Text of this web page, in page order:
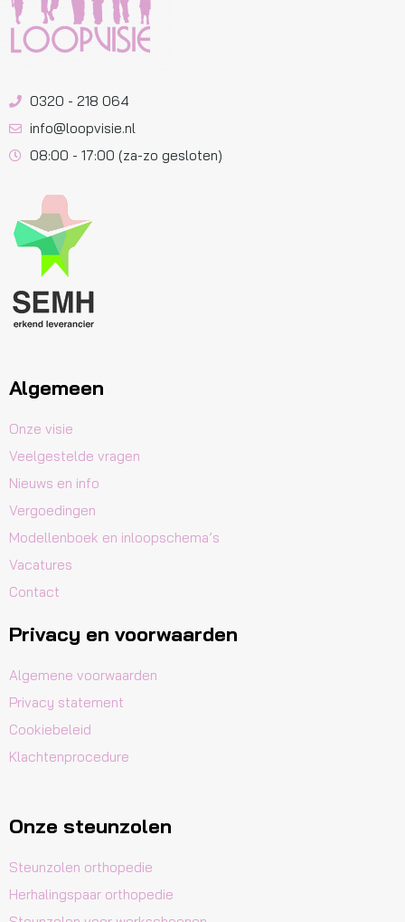
0320 - 218 064
info@loopvisie.nl
08:00 - 17:00 (za-zo gesloten)
Algemeen
Onze visie
Veelgestelde vragen
Nieuws en info
Vergoedingen
Modellenboek en inloopschema’s
Vacatures
Contact
Privacy en voorwaarden
Algemene voorwaarden
Privacy statement
Cookiebeleid
Klachtenprocedure
Onze steunzolen
Steunzolen orthopedie
Herhalingspaar orthopedie